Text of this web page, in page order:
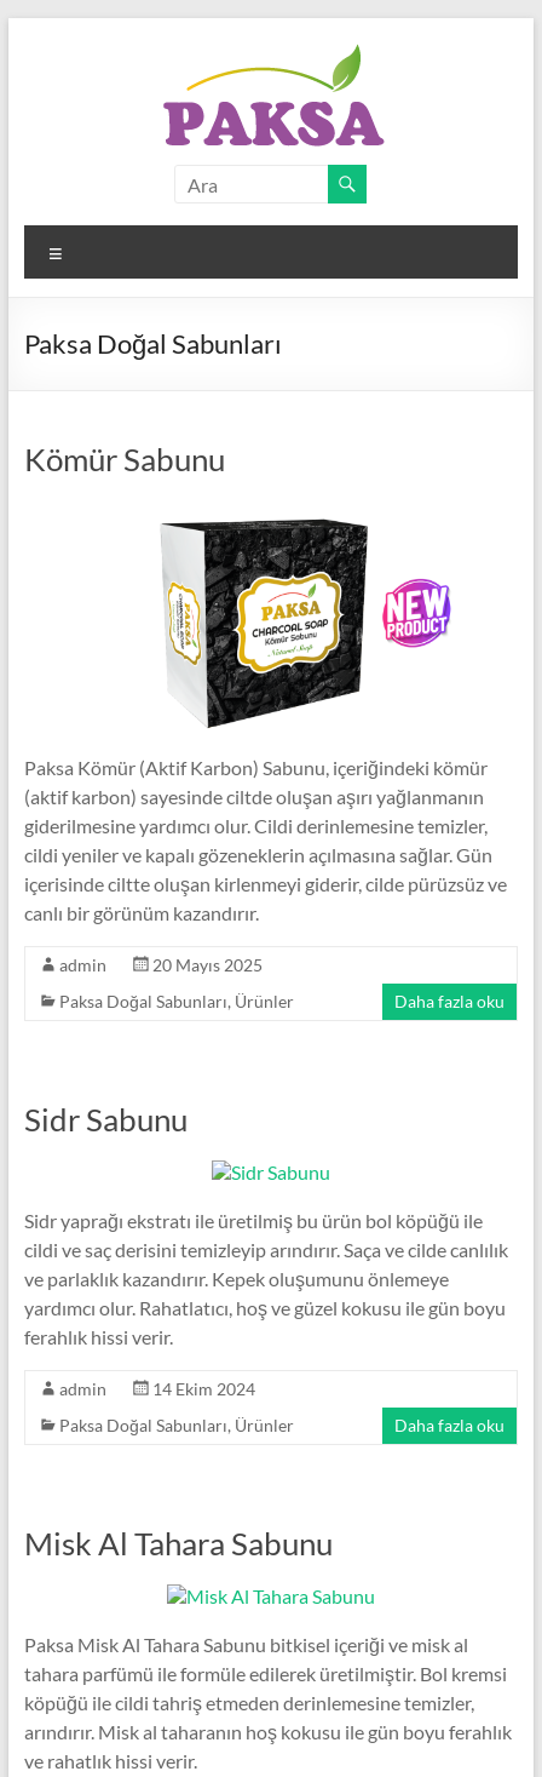
NATURAL
Kotem
Ltd.
Paksa Doğal Sabunları
Kömür Sabunu
Paksa Kömür (Aktif Karbon) Sabunu, içeriğindeki kömür
(aktif karbon) sayesinde ciltde oluşan aşırı yağlanmanın
giderilmesine yardımcı olur. Cildi derinlemesine temizler,
cildi yeniler ve kapalı gözeneklerin açılmasına sağlar. Gün
içerisinde ciltte oluşan kirlenmeyi giderir, cilde pürüzsüz ve
canlı bir görünüm kazandırır.
admin
20 Mayıs 2025
Paksa Doğal Sabunları, Ürünler Daha fazla oku
Sidr Sabunu
Sidr yaprağı ekstratı ile üretilmiş bu ürün bol köpüğü ile
cildi ve saç derisini temizleyip arındırır. Saça ve cilde canlılık
ve parlaklık kazandırır. Kepek oluşumunu önlemeye
yardımcı olur. Rahatlatıcı, hoş ve güzel kokusu ile gün boyu
ferahlık hissi verir.
admin
14 Ekim 2024
Paksa Doğal Sabunları, Ürünler Daha fazla oku
Misk Al Tahara Sabunu
Paksa Misk Al Tahara Sabunu bitkisel içeriği ve misk al
tahara parfümü ile formüle edilerek üretilmiştir. Bol kremsi
köpüğü ile cildi tahriş etmeden derinlemesine temizler,
arındırır. Misk al taharanın hoş kokusu ile gün boyu ferahlık
ve rahatlık hissi verir.